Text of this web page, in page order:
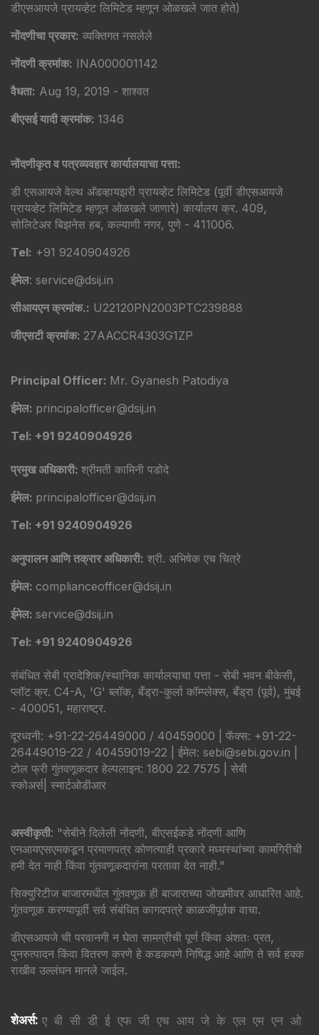
डीएसआयजे प्रायव्हेट लिमिटेड म्हणून ओळखले जात होते)
नोंदणीचा प्रकार: व्यक्तिगत नसलेले
नोंदणी क्रमांक: INA000001142
वैधता: Aug 19, 2019 - शाश्वत
बीएसई यादी क्रमांक: 1346
नोंदणीकृत व पत्रव्यवहार कार्यालयाचा पत्ता:
डी एसआयजे वेल्थ अ‍ॅडव्हायझरी प्रायव्हेट लिमिटेड (पूर्वी डीएसआयजे
प्रायव्हेट लिमिटेड म्हणून ओळखले जाणारे) कार्यालय क्र. 409,
सोलिटेअर बिझनेस हब, कल्याणी नगर, पुणे - 411006.
Tel: +91 9240904926
ईमेल: service@dsij.in
सीआयएन क्रमांक.: U22120PN2003PTC239888
जीएसटी क्रमांक: 27AACCR4303G1ZP
Principal Officer: Mr. Gyanesh Patodiya
ईमेल: principalofficer@dsij.in
Tel: +91 9240904926
प्रमुख अधिकारी: श्रीमती कामिनी पडोदे
ईमेल: principalofficer@dsij.in
Tel: +91 9240904926
अनुपालन आणि तक्रार अधिकारी: श्री. अभिषेक एच चित्रे
ईमेल: complianceofficer@dsij.in
ईमेल: service@dsij.in
Tel: +91 9240904926
संबंधित सेबी प्रादेशिक/स्थानिक कार्यालयाचा पत्ता - सेबी भवन बीकेसी,
प्लॉट क्र. C4-A, 'G' ब्लॉक, बँड्रा-कुर्ला कॉम्प्लेक्स, बँड्रा (पूर्व), मुंबई
- 400051, महाराष्ट्र.
दूरध्वनी: +91-22-26449000 / 40459000 | फॅक्स: +91-22-
26449019-22 / 40459019-22 | ईमेल: sebi@sebi.gov.in |
टोल फ्री गुंतवणूकदार हेल्पलाइन: 1800 22 7575 | सेबी
स्कोअर्स स्मार्टओडीआर
अस्वीकृती: "सेबीने दिलेली नोंदणी, बीएसईकडे नोंदणी आणि
एनआयएसएमकडून प्रमाणपत्र कोणत्याही प्रकारे मध्यस्थांच्या कामगिरीची
हमी देत नाही किंवा गुंतवणूकदारांना परतावा देत नाही."
सिक्युरिटीज बाजारमधील गुंतवणूक ही बाजाराच्या जोखमीवर आधारित आहे.
गुंतवणूक करण्यापूर्वी सर्व संबंधित कागदपत्रे काळजीपूर्वक वाचा.
डीएसआयजे ची परवानगी न घेता सामग्रीची पूर्ण किंवा अंशतः प्रत,
पुनरुत्पादन किंवा वितरण करणे हे कडकपणे निषिद्ध आहे आणि ते सर्व हक्क
राखीव उल्लंघन मानले जाईल.
शेअर्स: ए बी सी डी ई एफ जी एच आय जे के एल एम एन ओ